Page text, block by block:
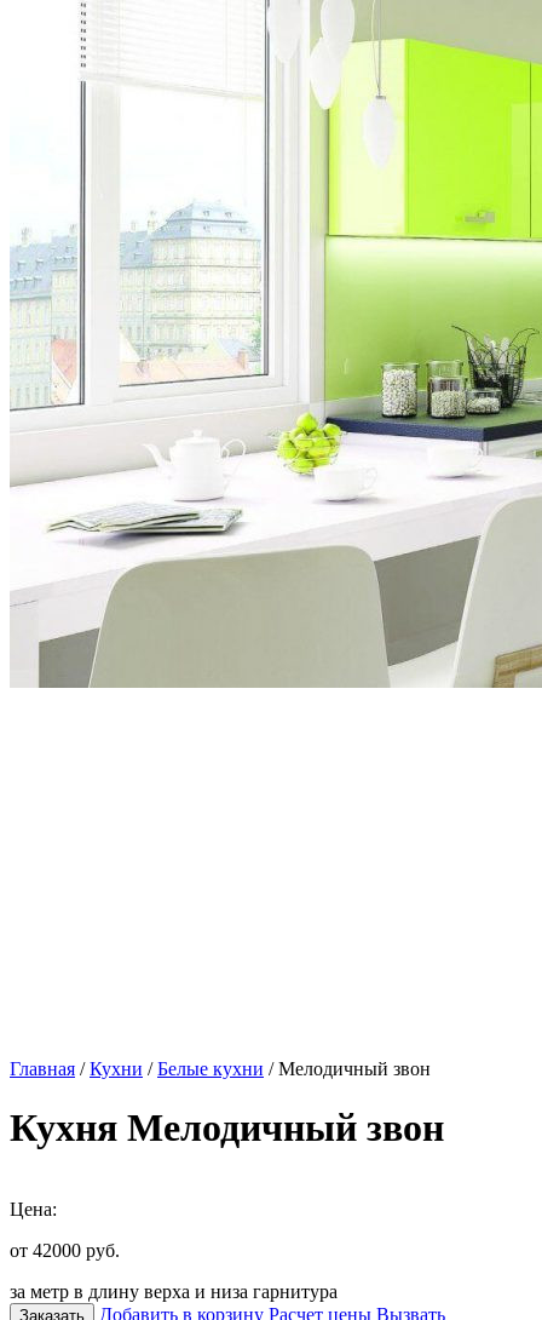
Главная /Кухни /Белые кухни / Мелодичный звон
Кухня Мелодичный звон
Цена:
от 42000 руб.
за метр в длину верха и низа гарнитура
Заказать Добавить в корзину Расчет цены Вызвать